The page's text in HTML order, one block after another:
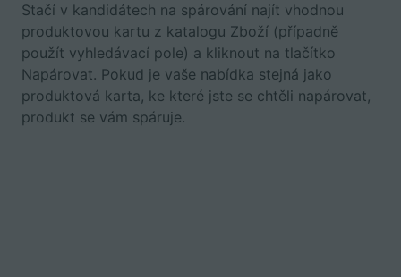
Stačí v kandidátech na spárování najít vhodnou
produktovou kartu z katalogu Zboží (případně
použít vyhledávací pole) a kliknout na tlačítko
Napárovat. Pokud je vaše nabídka stejná jako
produktová karta, ke které jste se chtěli napárovat,
produkt se vám spáruje.